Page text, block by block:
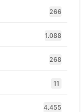
266
1.088
268
11
4.455